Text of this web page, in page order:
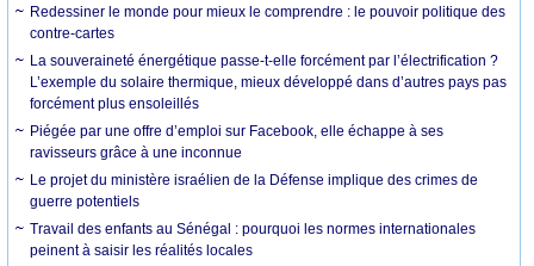
Redessiner le monde pour mieux le comprendre : le pouvoir politique des
contre-cartes
La souveraineté énergétique passe-t-elle forcément par l’électrification ?
L’exemple du solaire thermique, mieux développé dans d’autres pays pas
forcément plus ensoleillés
Piégée par une offre d’emploi sur Facebook, elle échappe à ses
ravisseurs grâce à une inconnue
Le projet du ministère israélien de la Défense implique des crimes de
guerre potentiels
Travail des enfants au Sénégal : pourquoi les normes internationales
peinent à saisir les réalités locales